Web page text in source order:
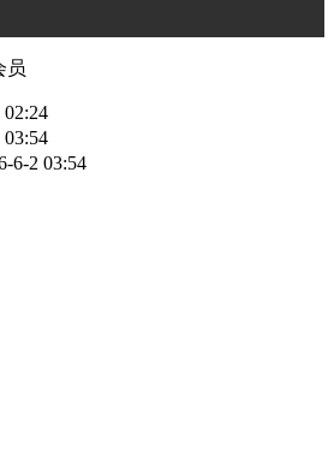
员
02:24
03:54
6-2 03:54